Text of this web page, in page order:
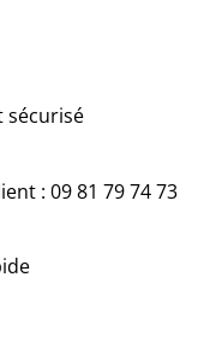
sécurisé
: 09 81 79 74 73